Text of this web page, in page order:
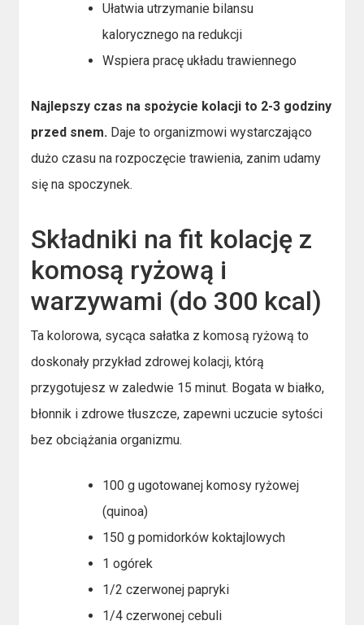
Ułatwia utrzymanie bilansu
kalorycznego na redukcji
Wspiera pracę układu trawiennego
Najlepszy czas na spożycie kolacji to 2-3 godziny
przed snem. Daje to organizmowi wystarczająco
dużo czasu na rozpoczęcie trawienia, zanim udamy
się na spoczynek.
Składniki na fit kolację z
komosą ryżową i
warzywami (do 300 kcal)
Ta kolorowa, sycąca sałatka z komosą ryżową to
doskonały przykład zdrowej kolacji, którą
przygotujesz w zaledwie 15 minut. Bogata w białko,
błonnik i zdrowe tłuszcze, zapewni uczucie sytości
bez obciążania organizmu.
100 g ugotowanej komosy ryżowej
(quinoa)
150 g pomidorków koktajlowych
1 ogórek
1/2 czerwonej papryki
1/4 czerwonej cebuli